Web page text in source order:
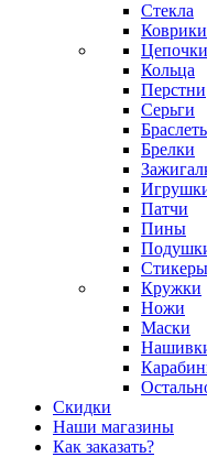
Стекла
Коврики
Цепочки
Кольца
Перстни
Серьги
Брелки
Патчи
Пины
Стикеры
Кружки
Ножи
Маски
Скидки
Наши магазины
Как заказать?